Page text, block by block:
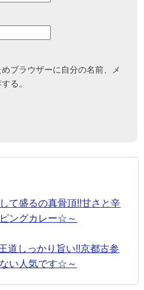
ブラウザーに自分の名前、メ
る。
て盛るの真骨頂!!甘さと辛
ングカレー☆～
道しっかり旨い!!京都古参
い人気です☆～